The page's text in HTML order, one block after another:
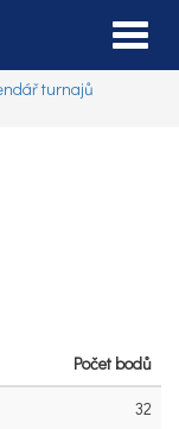
turnajů
Počet bodů
32